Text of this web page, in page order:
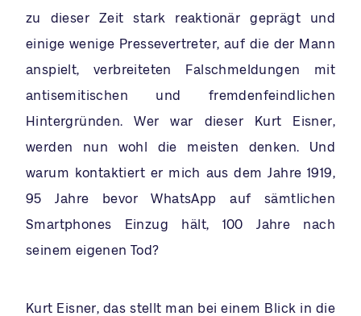
zu dieser Zeit stark reaktionär geprägt und
einige wenige Pressevertreter, auf die der Mann
anspielt, verbreiteten Falschmeldungen mit
antisemitischen und fremdenfeindlichen
Hintergründen. Wer war dieser Kurt Eisner,
werden nun wohl die meisten denken. Und
warum kontaktiert er mich aus dem Jahre 1919,
95 Jahre bevor WhatsApp auf sämtlichen
Smartphones Einzug hält, 100 Jahre nach
seinem eigenen Tod?
Kurt Eisner, das stellt man bei einem Blick in die